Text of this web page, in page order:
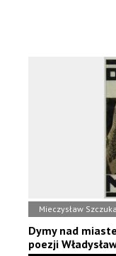
Mieczysław Szczuka
Dymy nad
poezji